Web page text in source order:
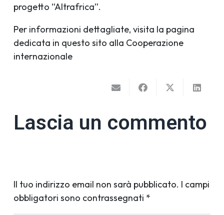
progetto “Altrafrica”.
Per informazioni dettagliate, visita la pagina
dedicata in questo sito alla Cooperazione
internazionale
Lascia un commento
Il tuo indirizzo email non sarà pubblicato. I campi
obbligatori sono contrassegnati *